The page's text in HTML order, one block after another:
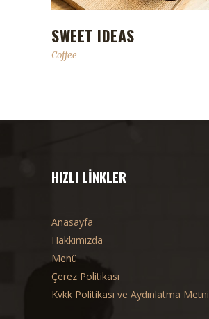
SWEET IDEAS
Coffee
HIZLI LINKLER
Anasayfa
Hakkımızda
Menü
Çerez Politikası
Kvkk Politikası ve Aydınlatma Metni